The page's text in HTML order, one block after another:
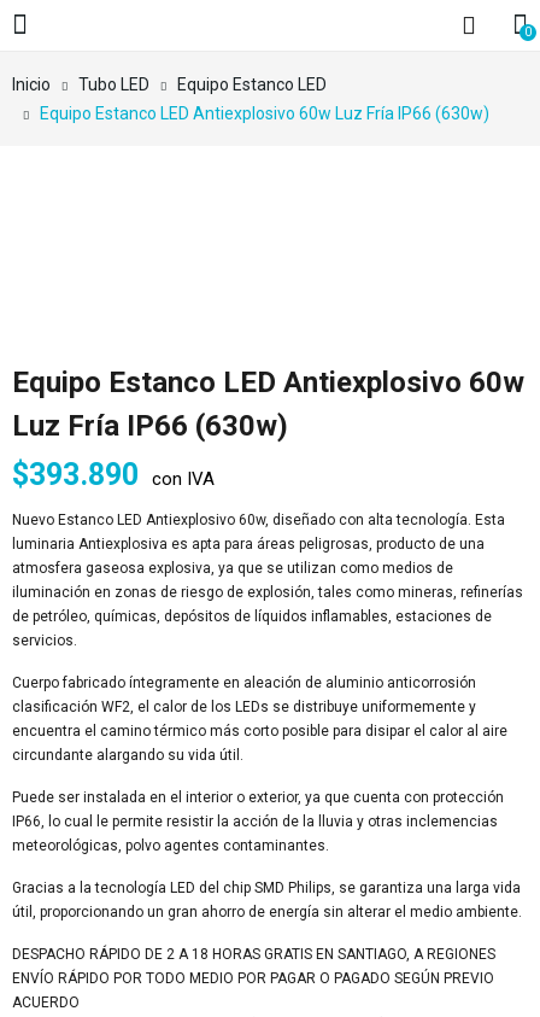
0
Inicio Tubo LED
Equipo Estanco LED
Equipo Estanco LED Antiexplosivo 60w Luz Fría IP66 (630w)
Equipo Estanco LED Antiexplosivo 60w
Luz Fría IP66 (630w)
$393.890 con IVA
Nuevo Estanco LED Antiexplosivo 60w, diseñado con alta tecnología. Esta
luminaria Antiexplosiva es apta para áreas peligrosas, producto de una
atmosfera gaseosa explosiva, ya que se utilizan como medios de
iluminación en zonas de riesgo de explosión, tales como mineras, refinerías
de petróleo, químicas, depósitos de líquidos inflamables, estaciones de
servicios.
Cuerpo fabricado íntegramente en aleación de aluminio anticorrosión
clasificación WF2, el calor de los LEDs se distribuye uniformemente y
encuentra el camino térmico más corto posible para disipar el calor al aire
circundante alargando su vida útil.
Puede ser instalada en el interior o exterior, ya que cuenta con protección
IP66, lo cual le permite resistir la acción de la lluvia y otras inclemencias
meteorológicas, polvo agentes contaminantes.
Gracias a la tecnología LED del chip SMD Philips, se garantiza una larga vida
útil, proporcionando un gran ahorro de energía sin alterar el medio ambiente.
DESPACHO RÁPIDO DE 2 A 18 HORAS GRATIS EN SANTIAGO, A REGIONES
ENVÍO RÁPIDO POR TODO MEDIO POR PAGAR O PAGADO SEGÚN PREVIO
ACUERDO